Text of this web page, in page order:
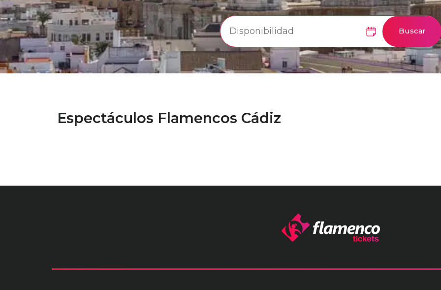
Buscar
Espectáculos Flamencos Cádiz